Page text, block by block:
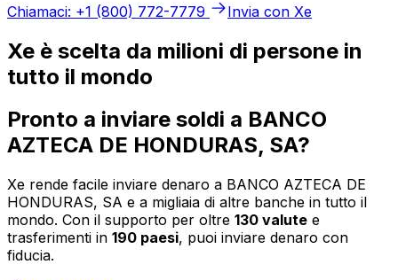
Chiamaci: +1 (800) 772-7779
Invia con Xe
Xe è scelta da milioni di persone in
tutto il mondo
Pronto a inviare soldi a BANCO
AZTECA DE HONDURAS, SA?
Xe rende facile inviare denaro a BANCO AZTECA DE
HONDURAS, SA e a migliaia di altre banche in tutto il
mondo. Con il supporto per oltre 130 valute e
trasferimenti in 190 paesi, puoi inviare denaro con
fiducia.